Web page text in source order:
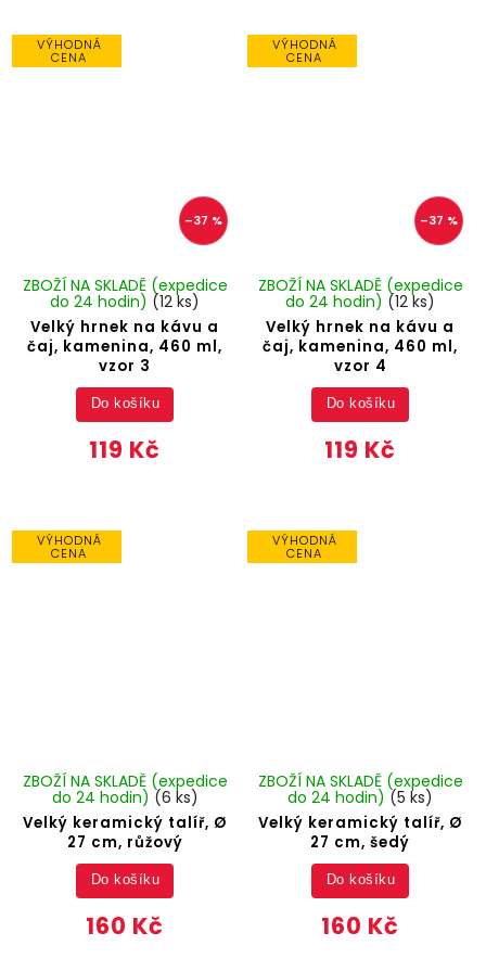
VÝHODNÁ
CENA
–37 %
Velký hrnek na kávu a
čaj, kamenina, 460 ml,
vzor 3
ZBOŽÍ NA SKLADĚ (expedice
do 24 hodin) (12 ks)
119 Kč
Do košíku
VÝHODNÁ
CENA
–37 %
Velký hrnek na kávu a
čaj, kamenina, 460 ml,
vzor 4
ZBOŽÍ NA SKLADĚ (expedice
do 24 hodin) (12 ks)
119 Kč
Do košíku
VÝHODNÁ
CENA
Velký keramický talíř, Ø
27 cm, růžový
ZBOŽÍ NA SKLADĚ (expedice
do 24 hodin) (6 ks)
160 Kč
Do košíku
VÝHODNÁ
CENA
Velký keramický talíř, Ø
27 cm, šedý
ZBOŽÍ NA SKLADĚ (expedice
do 24 hodin) (5 ks)
160 Kč
Do košíku